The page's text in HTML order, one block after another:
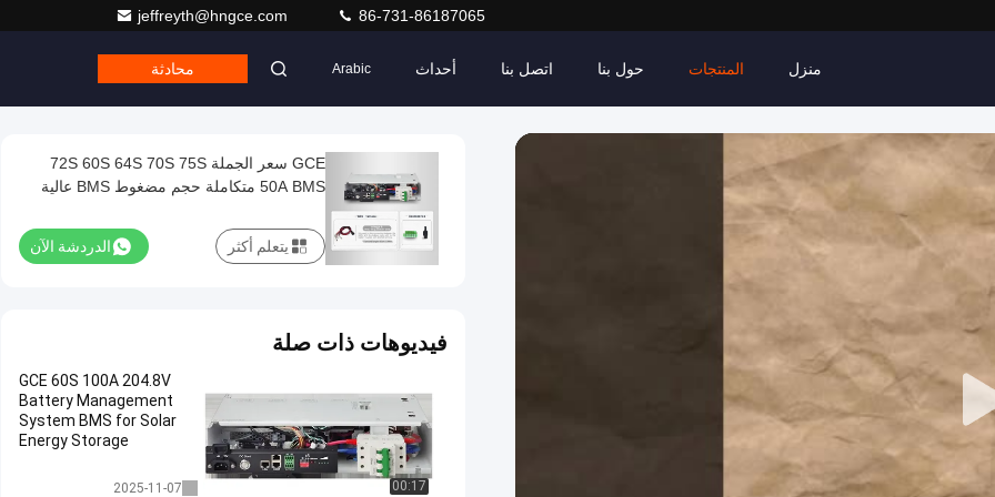
jeffreyth@hngce.com 86-731-86187065
منزل المنتجات حول بنا اتصل بنا أحداث Arabic محادثة
GCE سعر الجملة 72S 60S 64S 70S 75S
50A BMS متكاملة حجم مضغوط BMS عالية
الدردشة الآن يتعلم أكثر
فيديوهات ذات صلة
00:17
GCE 60S 100A 204.8V
Battery Management
System BMS for Solar
Energy Storage
2025-11-07